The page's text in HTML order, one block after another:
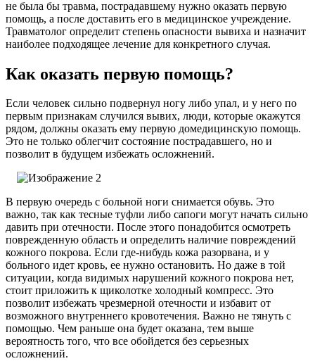
не была бы травма, пострадавшему нужно оказать первую
помощь, а после доставить его в медицинское учреждение.
Травматолог определит степень опасности вывиха и назначит
наиболее подходящее лечение для конкретного случая.
Как оказать первую помощь?
Если человек сильно подвернул ногу либо упал, и у него по
первым признакам случился вывих, люди, которые окажутся
рядом, должны оказать ему первую домедицинскую помощь.
Это не только облегчит состояние пострадавшего, но и
позволит в будущем избежать осложнений.
В первую очередь с больной ноги снимается обувь. Это
важно, так как тесные туфли либо сапоги могут начать сильно
давить при отечности. После этого понадобится осмотреть
поврежденную область и определить наличие повреждений
кожного покрова. Если где-нибудь кожа разорвана, и у
больного идет кровь, ее нужно остановить. Но даже в той
ситуации, когда видимых нарушений кожного покрова нет,
стоит приложить к щиколотке холодный компресс. Это
позволит избежать чрезмерной отечности и избавит от
возможного внутреннего кровотечения. Важно не тянуть с
помощью. Чем раньше она будет оказана, тем выше
вероятность того, что все обойдется без серьезных
осложнений.